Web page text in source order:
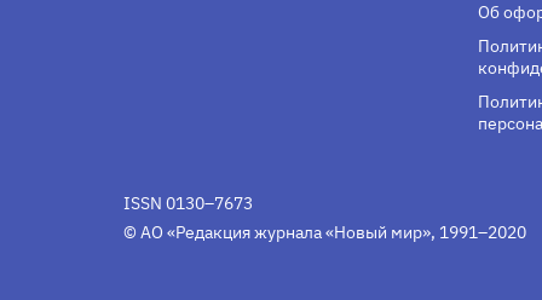
Об
ISSN 0130–7673
© АО «Редакция журнала «Новый мир», 1991–2020